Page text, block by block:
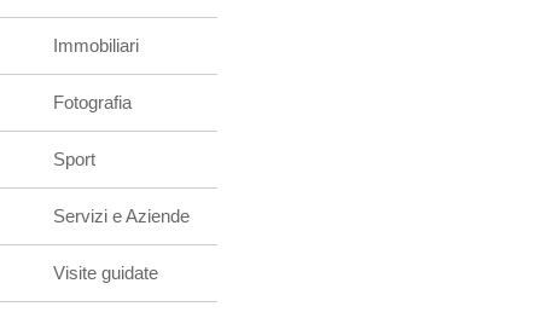
Immobiliari
Fotografia
Sport
Servizi e Aziende
Visite guidate